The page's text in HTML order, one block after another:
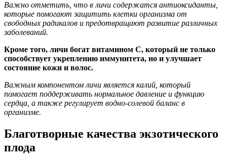
Важно отметить, что в личи содержатся антиоксиданты,
которые помогают защитить клетки организма от
свободных радикалов и предотвращают развитие различных
заболеваний.
Кроме того, личи богат витамином С, который не только
способствует укреплению иммунитета, но и улучшает
состояние кожи и волос.
Важным компонентом личи является калий, который
помогает поддерживать нормальное давление и функцию
сердца, а также регулирует водно-солевой баланс в
организме.
Благотворные качества экзотического
плода